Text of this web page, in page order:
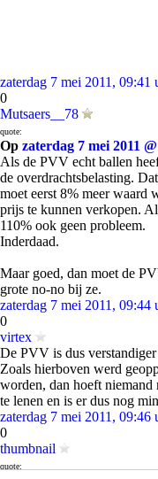
zaterdag 7 mei 2011, 09:41
0
Mutsaers__78
quote:
Op zaterdag 7 mei 2011
Als de PVV echt ballen
de overdrachtsbelasting.
moet eerst 8% meer waard
prijs te kunnen verkopen.
110% ook geen probleem.
Inderdaad.
Maar goed, dan moet de
grote no-no bij ze.
zaterdag 7 mei 2011, 09:44
0
virtex
De PVV is dus
Zoals hierboven werd
worden, dan hoeft niemand
te lenen en is er dus nog
zaterdag 7 mei 2011, 09:46
0
thumbnail
quote: